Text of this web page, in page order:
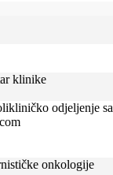
klinike
odjeljenje sa
onkologije